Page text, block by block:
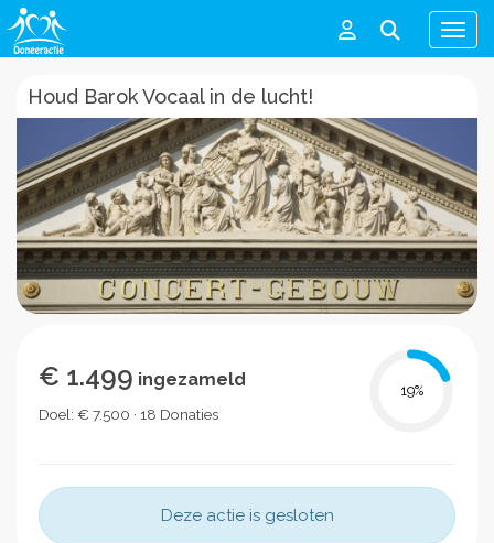
Menu
Houd Barok Vocaal in de lucht!
€ 1.499 ingezameld
Doel: € 7.500 · 18 Donaties
19%
Deze actie is gesloten